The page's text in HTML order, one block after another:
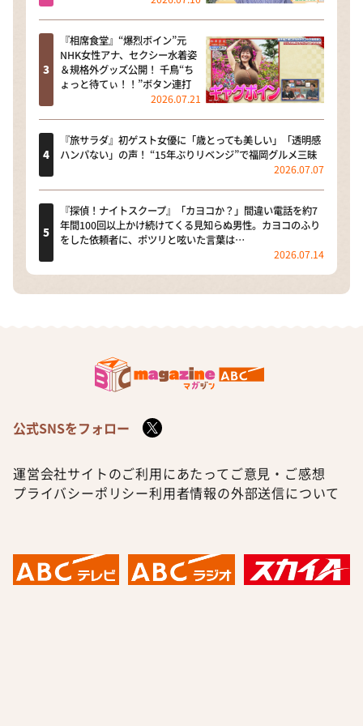
『相席食堂』“爆烈ボイン”元
NHK女性アナ、セクシー水着姿
＆規格外グッズ公開！ 千鳥“ち
ょっと待てぃ！！”ボタン連打
2026.07.21
『旅サラダ』初ゲスト女優に「歳とっても美しい」「透明感
ハンパない」の声！ “15年ぶりリベンジ”で福岡グルメ三昧
2026.07.07
『探偵！ナイトスクープ』「カヨコか？」間違い電話を約7
年間100回以上かけ続けてくる見知らぬ男性。カヨコのふり
をした依頼者に、ポツリと呟いた言葉は…
2026.07.14
公式SNSをフォロー
運営会社サイトのご利用にあたって ご意見・ご感想
プライバシーポリシー利用者情報の外部送信について